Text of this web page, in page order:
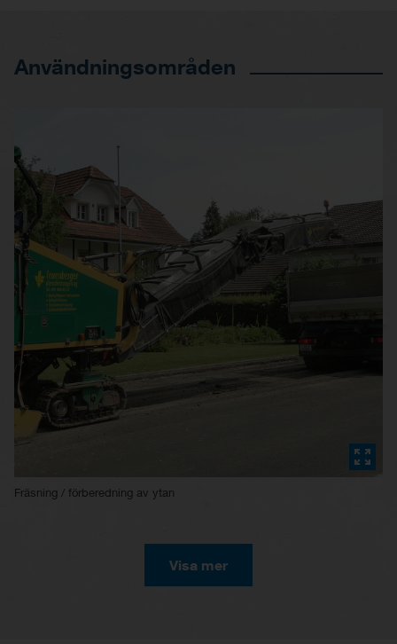
Användningsområden
Fräsning / förberedning av ytan
Visa mer